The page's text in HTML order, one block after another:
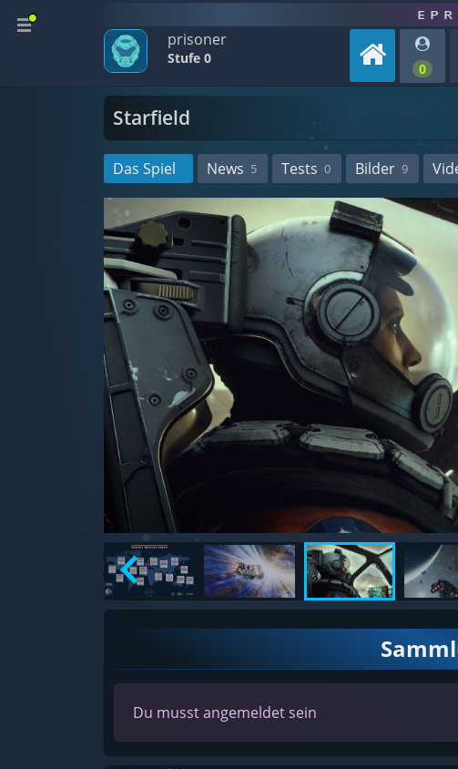
prisoner
Stufe 0
0
Starfield
Das Spiel News 5 Tests 0 Bilder 9
Du musst angemeldet sein